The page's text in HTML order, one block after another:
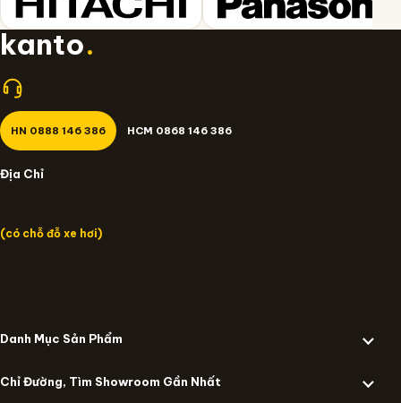
kanto.
HN 0888 146 386 HCM 0868 146 386
Địa Chỉ
(có chỗ đỗ xe hơi)
Danh Mục Sản Phẩm
Chỉ Đường, Tìm Showroom Gần Nhất